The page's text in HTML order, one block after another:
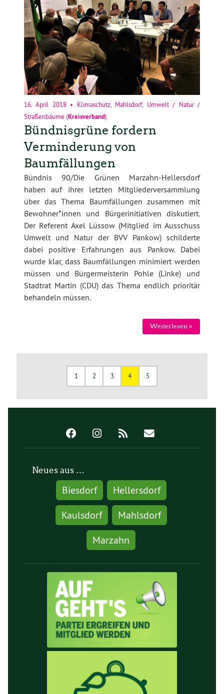
16. April 2018• Klimaschutz, Mahlsdorf, Umwelt / Natur /
Straßenbäume (Kreisverband)
Bündnisgrüne fordern
Verminderung von
Baumfällungen
Bündnis 90/Die Grünen Marzahn-Hellersdorf
haben auf ihrer letzten Mitgliederversammlung
über das Thema Baumfällungen zusammen mit
Bewohner*innen und Bürgerinitiativen diskutiert.
Der Referent Axel Lüssow (Mitglied im Ausschuss
Umwelt und Natur der BVV Pankow) schilderte
dabei positive Erfahrungen aus Pankow. Dabei
wurde klar, dass Baumfällungen minimiert werden
müssen und Bürgermeisterin Pohle (Linke) und
Stadtrat Martin (CDU) das Thema endlich prioritär
behandeln müssen.
Weiterlesen »
1 2 3 4 5
Neues aus …
Biesdorf
Hellersdorf
Kaulsdorf
Mahlsdorf
Marzahn